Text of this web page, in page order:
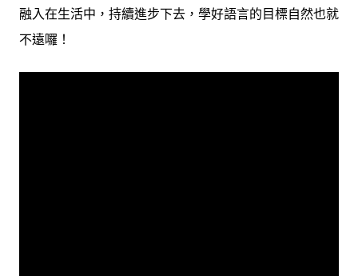
融入在生活中，持續進步下去，學好語言的目標自然也就
不遠囉！